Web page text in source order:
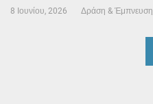
8 Ιουνίου, 2026 Δράση & Έμπνευση